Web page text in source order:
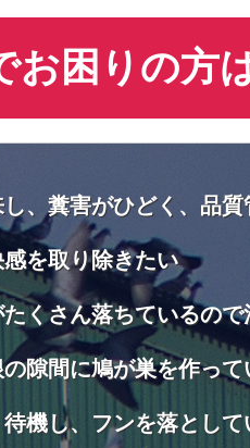
お困りの方
、糞害がひどく、品質
を取り除きたい
くさん落ちているので
隙間に鳩が巣を作って
機し、フンを落として